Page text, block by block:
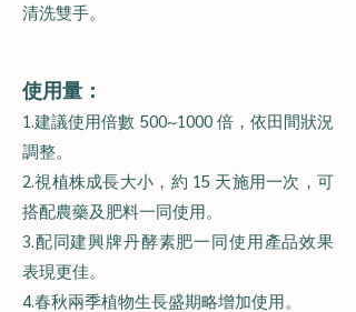
清洗雙手。
使用量：
1.建議使用倍數 500~1000 倍，依田間狀況
調整。
2.視植株成長大小，約 15 天施用一次，可
搭配農藥及肥料一同使用。
3.配同建興牌丹酵素肥一同使用產品效果
表現更佳。
4.春秋兩季植物生長盛期略增加使用。